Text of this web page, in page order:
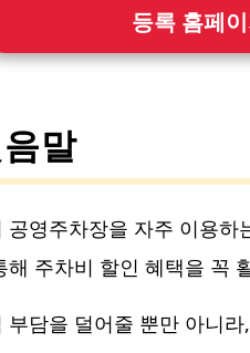
등록 홈페
말
공영주차장을 자주 이용하
해 주차비 할인 혜택을 꼭
부담을 덜어줄 뿐만 아니라,